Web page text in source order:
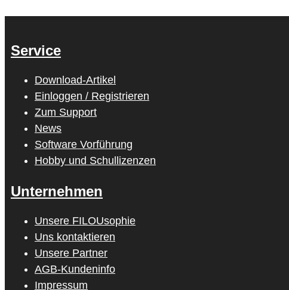
Service
Download-Artikel
Einloggen / Registrieren
Zum Support
News
Software Vorführung
Hobby und Schullizenzen
Unternehmen
Unsere FILOUsophie
Uns kontaktieren
Unsere Partner
AGB-Kundeninfo
Impressum